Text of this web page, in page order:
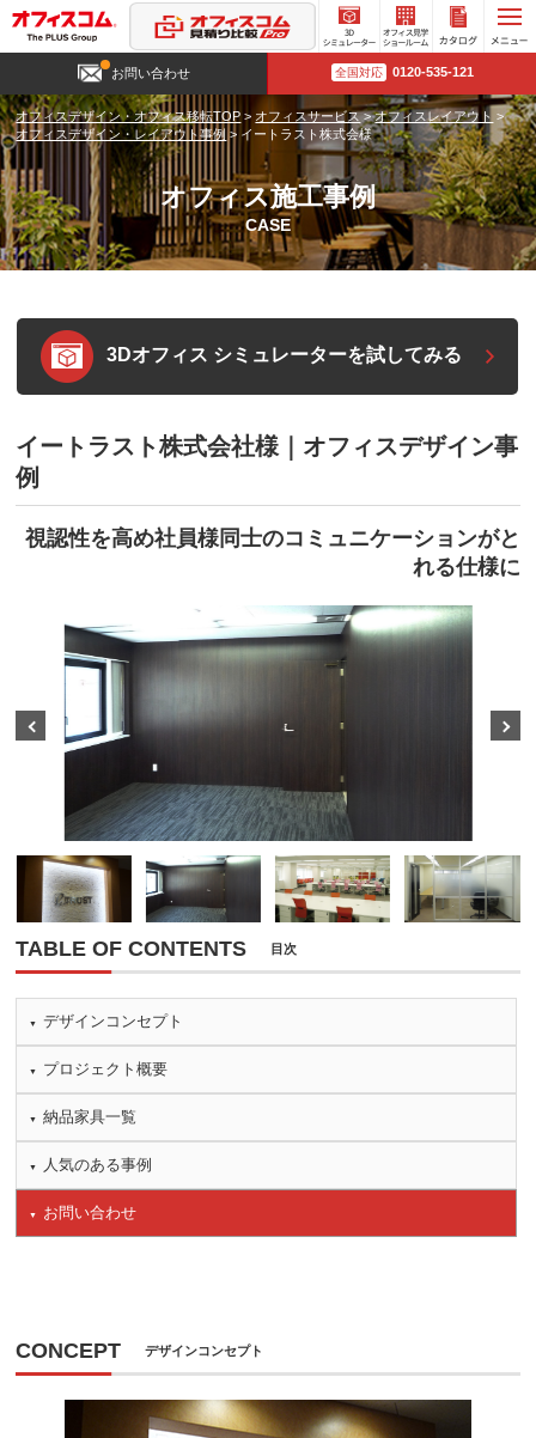
3D
シミュ
レータ
ー
オフィ
ス見学
ショー
ルーム
お問い合わせ 全国対応 0120-535-121
オフィスデザイン・オフィス移転TOP > オフィスサービス>オフィスレイアウト >
オフィスデザイン・レイアウト事例 > イートラスト株式会様
オフィス施工事例
CASE
3Dオフィス シミュレーターを試してみる
イートラスト株式会社様｜オフィスデザイン事
例
視認性を高め社員様同士のコミュニケーションがと
れる仕様に
TABLE OF CONTENTS 目次
デザインコンセプト
プロジェクト概要
納品家具一覧
人気のある事例
お問い合わせ
CONCEPT デザインコンセプト